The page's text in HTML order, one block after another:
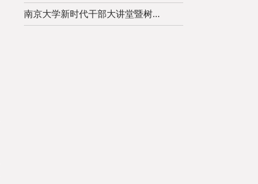
南京大学新时代干部大讲堂暨树...